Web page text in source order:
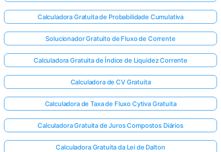
Calculadora Gratuita de Probabilidade Cumulativa
Solucionador Gratuito de Fluxo de Corrente
Calculadora Gratuita de Índice de Liquidez Corrente
Calculadora de CV Gratuita
Calculadora de Taxa de Fluxo Cytiva Gratuita
Calculadora Gratuita de Juros Compostos Diários
Calculadora Gratuita da Lei de Dalton